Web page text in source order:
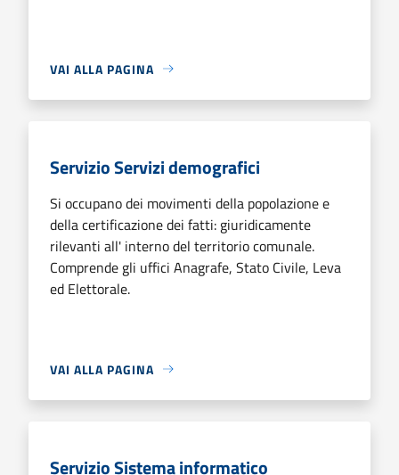
VAI ALLA PAGINA
Servizio Servizi demografici
Si occupano dei movimenti della popolazione e
della certificazione dei fatti: giuridicamente
rilevanti all' interno del territorio comunale.
Comprende gli uffici Anagrafe, Stato Civile, Leva
ed Elettorale.
VAI ALLA PAGINA
Servizio Sistema informatico